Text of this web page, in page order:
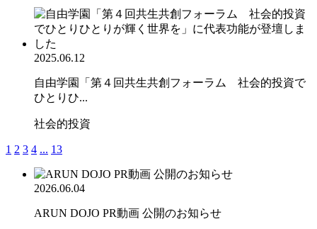
2025.06.12
自由学園「第４回共生共創フォーラム 社会的投資で
ひとりひ...
社会的投資
1 2 3 4 ... 13
2026.06.04
ARUN DOJO PR動画 公開のお知らせ